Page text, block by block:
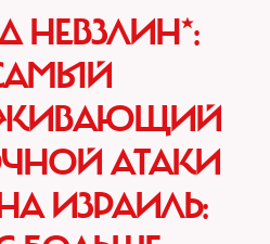
НЕВЗЛИН*:
АТАКИ
ИЗРАИЛЬ: